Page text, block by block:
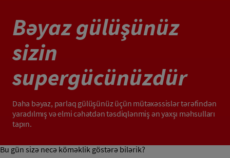
Bəyaz gülüşünüz
sizin
supergücünüzdür
Daha bəyaz, parlaq gülüşünüz üçün mütəxəssislər tərəfindən
yaradılmış və elmi cəhətdən təsdiqlənmiş ən yaxşı məhsulları
tapın.
Bu gün sizə necə köməklik göstərə bilərik?